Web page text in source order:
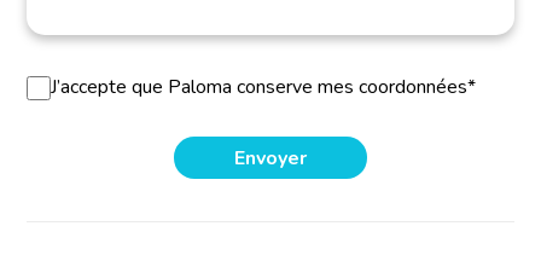
J’accepte que Paloma conserve mes coordonnées*